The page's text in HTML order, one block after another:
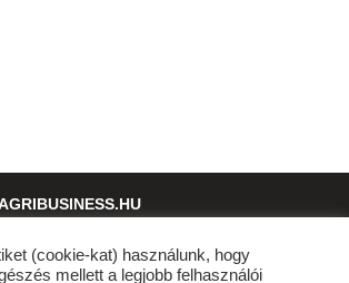
© 2026agribusiness.hu
(cookie-kat) használunk, hogy
mellett a legjobb felhasználói